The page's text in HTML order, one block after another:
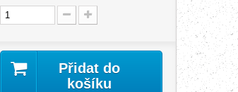
Přidat do
košíku